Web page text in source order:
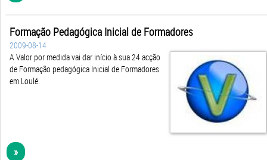
Formação Pedagógica Inicial de Formadores
2009-08-14
A Valor por medida vai dar início à sua 24 acção
de Formação pedagógica Inicial de Formadores
em Loulé.
»